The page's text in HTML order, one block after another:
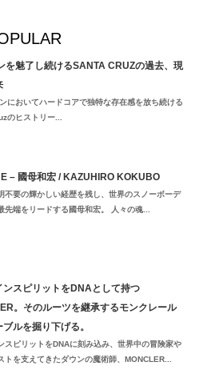
を魅了し続けるSANTA CRUZの過去、現
においてハードコアで独特な存在感を放ち続ける
のヒストリー...
– 國母和宏 / KAZUHIRO KOKUBO
不要の輝かしい経歴を残し、世界のスノーボーデ
先端をリードする國母和宏。 人々の魂...
ンスピリットをDNAとして持つ
。そのルーツを継承するモンクレール
ルを掘り下げる。
スピリットをDNAに刻み込み、世界中の冒険家や
トを支えてきたダウンの魔術師、MONCLER...